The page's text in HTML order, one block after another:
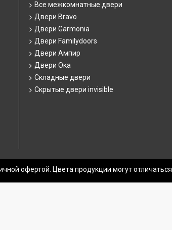
Все межкомнатные двери
Двери Bravo
Двери Garmonia
Двери Familydoors
Двери Ампир
Двери Ока
Складные двери
Скрытые двери invisible
офертой. Цвета продукции могут отличаться